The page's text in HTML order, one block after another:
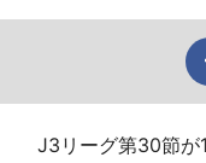
J3リーグ第30節が